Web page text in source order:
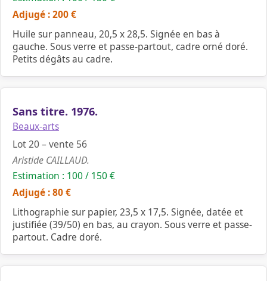
Adjugé : 200 €
Huile sur panneau, 20,5 x 28,5. Signée en bas à
gauche. Sous verre et passe-partout, cadre orné doré.
Petits dégâts au cadre.
Sans titre. 1976.
Beaux-arts
Lot 20 – vente 56
Aristide CAILLAUD.
Estimation : 100 / 150 €
Adjugé : 80 €
Lithographie sur papier, 23,5 x 17,5. Signée, datée et
justifiée (39/50) en bas, au crayon. Sous verre et passe-
partout. Cadre doré.